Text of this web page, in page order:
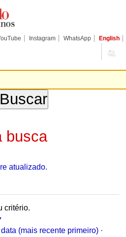
Instagram WhatsApp English
busca
atualizado.
critério.
data (mais recente primeiro) ·